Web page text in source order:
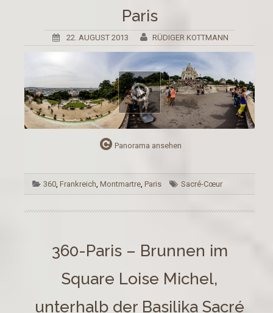
Paris
22. AUGUST 2013 RÜDIGER KOTTMANN
Panorama ansehen
360 ,Frankreich ,Montmartre ,Paris Sacré-Cœur
360-Paris – Brunnen im
Square Loise Michel,
unterhalb der Basilika Sacré